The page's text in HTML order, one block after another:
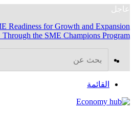
عاجل
Readiness for Growth and Expansion
Through the SME Champions Program
القائمة